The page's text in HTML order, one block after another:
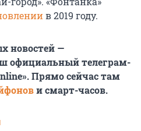
в 2019 году.
новостей —
официальный телеграм-
Прямо сейчас там
и смарт-часов.